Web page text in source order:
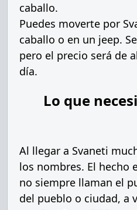
caballo.
Puedes moverte por
caballo o en un jeep.
pero el precio será de
día.
Lo que
Al llegar a Svaneti
los nombres. El hecho
no siempre llaman el
del pueblo o ciudad, a